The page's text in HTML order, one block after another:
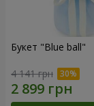
Букет "Blue ball"
4 141 грн